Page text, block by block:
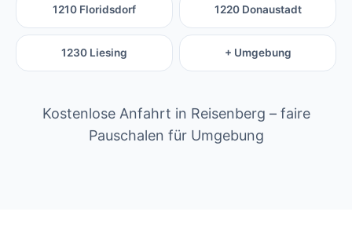
1210 Floridsdorf 1220 Donaustadt
1230 Liesing + Umgebung
Kostenlose Anfahrt in Reisenberg – faire
Pauschalen für Umgebung